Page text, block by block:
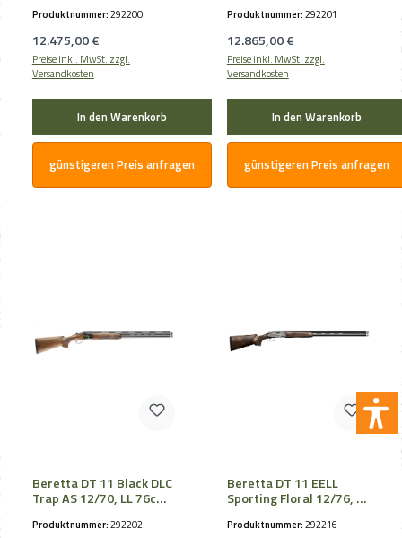
Produktnummer:292200
Regulärer Preis:
12.475,00 €
Preise inkl. MwSt. zzgl.
Versandkosten
In den Warenkorb
günstigeren Preis anfragen
Produktnummer:292201
Regulärer Preis:
12.865,00 €
Preise inkl. MwSt. zzgl.
Versandkosten
In den Warenkorb
günstigeren Preis anfragen
Beretta DT 11 Black DLC
Trap AS 12/70, LL 76cm,
Produktnummer:292202
Beretta DT 11 EELL
Sporting Floral 12/76, LL
Produktnummer:292216